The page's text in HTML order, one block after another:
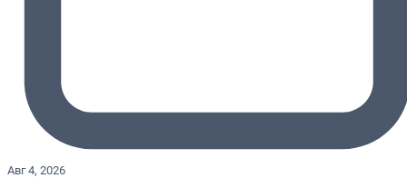
Авг 4, 2026